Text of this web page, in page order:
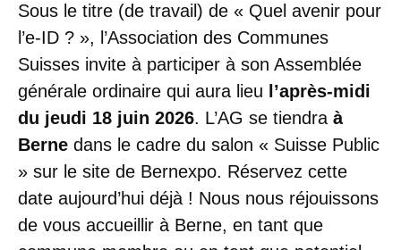
Sous le titre (de travail) de « Quel avenir pour
l’e-ID ? », l’Association des Communes
Suisses invite à participer à son Assemblée
générale ordinaire qui aura lieu
l’après-midi
du jeudi 18 juin 2026. L’AG se tiendra à
Berne dans le cadre du salon « Suisse Public
» sur le site de Bernexpo. Réservez cette
date aujourd’hui déjà ! Nous nous réjouissons
de vous accueillir à Berne, en tant que